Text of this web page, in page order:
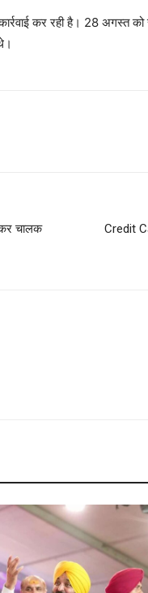
कर रही है। 28 अगस्त को
चालक
Credit